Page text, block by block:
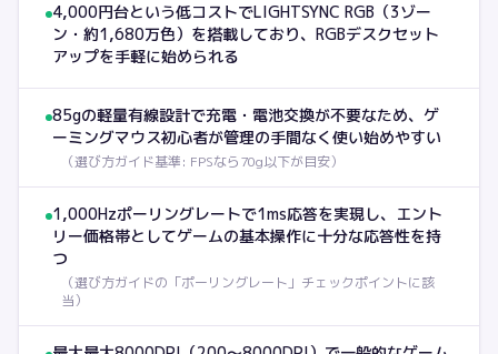
4,000円台という低コストでLIGHTSYNC RGB（3ゾー
ン・約1,680万色）を搭載しており、RGBデスクセット
アップを手軽に始められる
85gの軽量有線設計で充電・電池交換が不要なため、ゲ
ーミングマウス初心者が管理の手間なく使い始めやすい
（選び方ガイド基準: FPSなら70g以下が目安）
1,000Hzポーリングレートで1ms応答を実現し、エント
リー価格帯としてゲームの基本操作に十分な応答性を持
つ
（選び方ガイドの「ポーリングレート」チェックポイントに該
当）